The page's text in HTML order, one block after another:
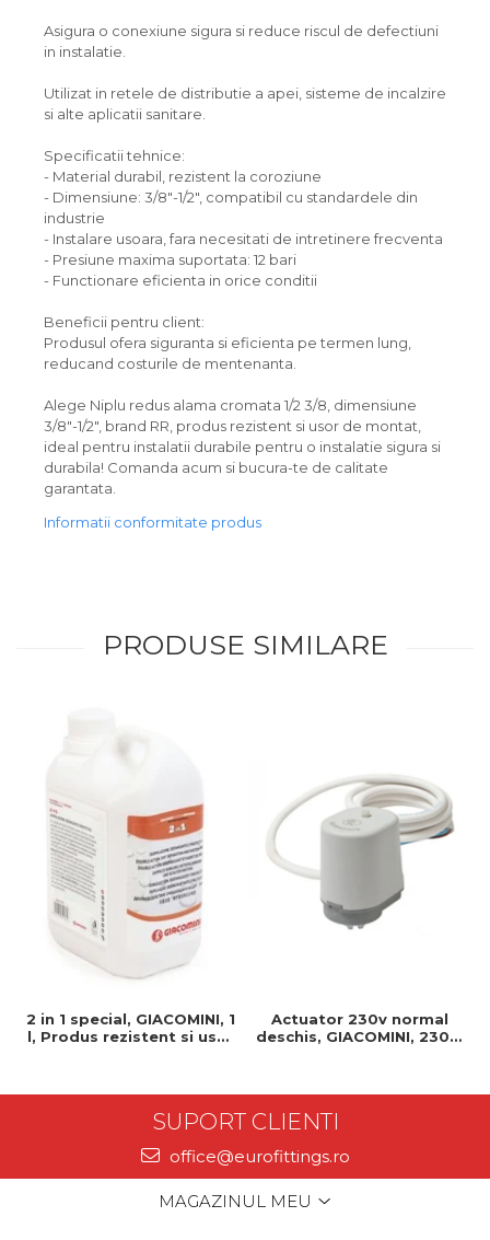
Asigura o conexiune sigura si reduce riscul de defectiuni
in instalatie.
Utilizat in retele de distributie a apei, sisteme de incalzire
si alte aplicatii sanitare.
Specificatii tehnice:
- Material durabil, rezistent la coroziune
- Dimensiune: 3/8"-1/2", compatibil cu standardele din
industrie
- Instalare usoara, fara necesitati de intretinere frecventa
- Presiune maxima suportata: 12 bari
- Functionare eficienta in orice conditii
Beneficii pentru client:
Produsul ofera siguranta si eficienta pe termen lung,
reducand costurile de mentenanta.
Alege Niplu redus alama cromata 1/2 3/8, dimensiune
3/8"-1/2", brand RR, produs rezistent si usor de montat,
ideal pentru instalatii durabile pentru o instalatie sigura si
durabila! Comanda acum si bucura-te de calitate
garantata.
Informatii conformitate produs
PRODUSE SIMILARE
2 in 1 special, GIACOMINI, 1
l, Produs rezistent si usor
Actuator 230v normal
deschis, GIACOMINI, 230v,
SUPORT CLIENTI
office@eurofittings.ro
MAGAZINUL MEU